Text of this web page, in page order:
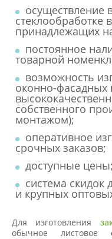
осуществление
стеклообработке
принадлежащих
постоянное
товарной
возможность
оконно-фасадных
собственного
монтажом);
оперативное
срочных заказов;
доступные цены;
система скидок
и крупных
Для изготовления
обычное листовое